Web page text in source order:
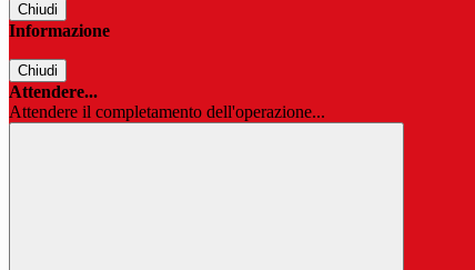
Chiudi
Informazione
Chiudi
Attendere...
Attendere il completamento dell'operazione...